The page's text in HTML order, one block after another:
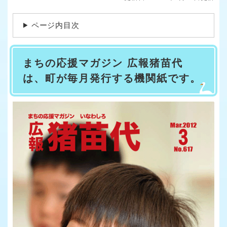
ページ内目次
まちの応援マガジン 広報猪苗代
は、町が毎月発行する機関紙です。